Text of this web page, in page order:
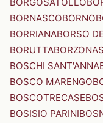
BORNASCOBORNO
BORRIANABORSO
BORUTTA
BOSCHI SANT'ANNA
BOSCO MARENGO
BOSCOTRECASE
BOSISIO PARINI